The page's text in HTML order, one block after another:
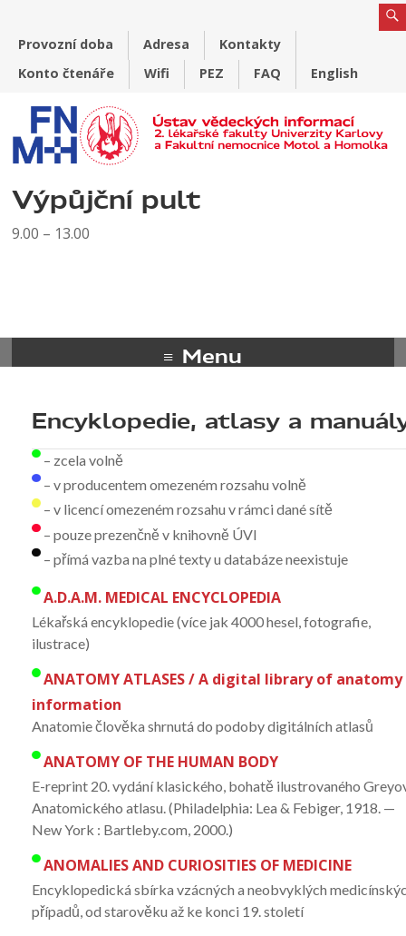
Provozní doba Adresa
Kontakty
Konto čtenáře
Wifi PEZ FAQ English
Výpůjční pult
9.00 – 13.00
Menu
Encyklopedie, atlasy a
– zcela volně
– v producentem omezeném rozsahu volně
– v licencí omezeném rozsahu v rámci dané sítě
– pouze prezenčně v knihovně ÚVI
– přímá vazba na plné texty u databáze neexistuje
A.D.A.M. MEDICAL ENCYCLOPEDIA
Lékařská encyklopedie (více jak 4000 hesel, fotografie,
ilustrace)
ANATOMY ATLASES / A digital library of anatomy
information
Anatomie člověka shrnutá do podoby digitálních atlasů
ANATOMY OF THE HUMAN BODY
E-reprint 20. vydání klasického, bohatě ilustrovaného
Anatomického atlasu. (Philadelphia: Lea & Febiger, 1918. —
New York : Bartleby.com, 2000.)
ANOMALIES AND CURIOSITIES OF MEDICINE
Encyklopedická sbírka vzácných a neobvyklých
případů, od starověku až ke konci 19. století